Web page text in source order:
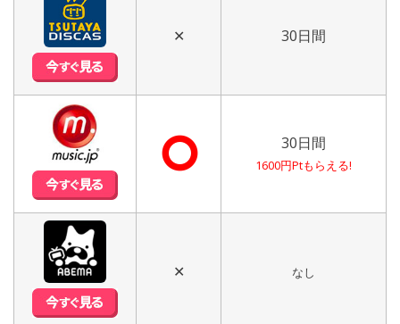
✕ 30日間
⭘ 30日間
1600円Ptもらえる!
✕ なし